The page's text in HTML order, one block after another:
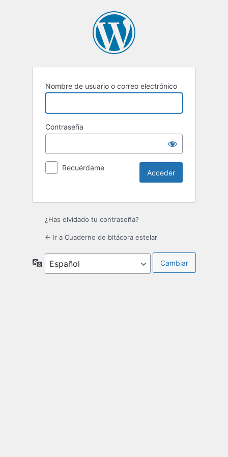
Nombre de usuario o correo electrónico
Contraseña
Recuérdame
¿Has olvidado tu contraseña?
← Ir a Cuaderno de bitácora estelar
Idioma